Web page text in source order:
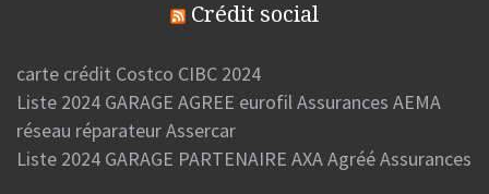
Crédit social
carte crédit Costco CIBC 2024
Liste 2024 GARAGE AGREE eurofil Assurances AEMA
réseau réparateur Assercar
Liste 2024 GARAGE PARTENAIRE AXA Agréé Assurances